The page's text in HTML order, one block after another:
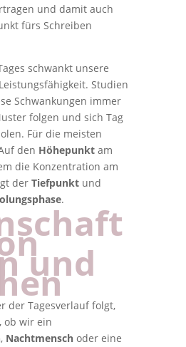
und damit auch
fürs Schreiben
schwankt unsere
Studien
Schwankungen immer
folgen und sich Tag
Für die meisten
den Höhepunktam
die Konzentration am
der Tiefpunktund
.
und
der Tagesverlauf folgt,
ob wir ein
, Nachtmenschoder eine